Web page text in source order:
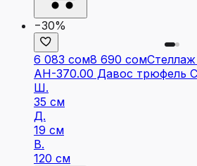
−30%
6 083 сом8 690 сом
АН-370.00 Давос трюфель
Ш.
35 см
Д.
19 см
В.
120 см